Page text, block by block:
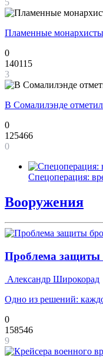
5
Пламенные
0
140115
3
В Сомалилэнде
0
125466
0
Спецоперация:
Вооружения
Проблема защиты
Александр Широкорад
Одно из решений:
0
158546
9